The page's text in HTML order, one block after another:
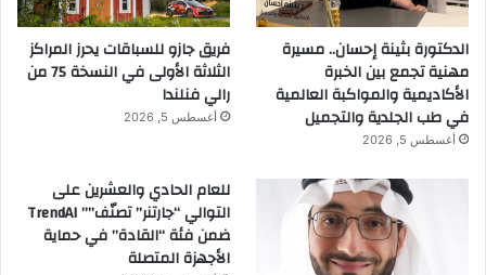
الدكتورة بثينة إحسان.. مسيرة
مهنية تجمع بين الخبرة
الأكاديمية والمواكبة العالمية
في طب الجلدية والتجميل
أغسطس 5, 2026
فريق جازو للسباقات يحرز المراكز
الثلاثة الأولى في النسخة 75 من
رالي فنلندا
أغسطس 5, 2026
للعام الحادي والعشرين على
التوالي “جارتنر” تصنّف”” TrendAI
ضمن فئة “القادة” في حماية
الأجهزة المتصلة